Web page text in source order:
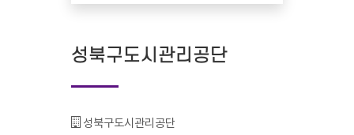
성북구도시관리공단
기관명 :
성북구도시관리공단